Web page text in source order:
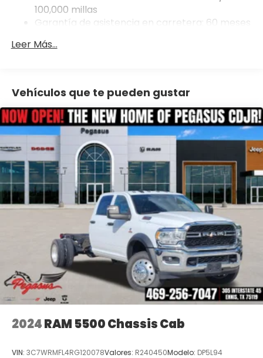
Exp. 08/31/2026 Price includes dealer added
accessories.
HD Suspension
Hydraulic Power-Assist Steering
Single Stainless Steel Exhaust
31 Gal. Fuel Tank
Multi-Link Front Suspension w/Coil Springs
Solid Axle Rear Suspension w/Coil Springs
4-Wheel Disc Brakes w/4-Wheel ABS, Front And
Rear Vented Discs, Brake Assist and Hill Hold
100,000 millas
Garantía de asistencia en carretera: 60 meses
Leer Más...
Vehículos que te pueden gustar
2024RAM 5500 Chassis Cab
VIN: 3C7WRMFL4RG120078Valores: R240450Modelo: DP5L94